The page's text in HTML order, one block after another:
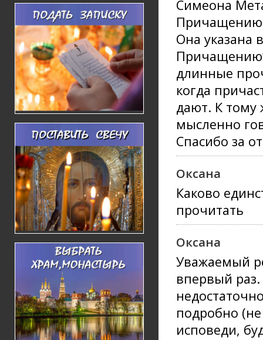
Симеона
Она указана
длинные
когда
дают. К тому
мысленно
Спасибо за
Оксана
Каково
прочитать
Оксана
Уважаемый
впервый
подробно
исповеди,